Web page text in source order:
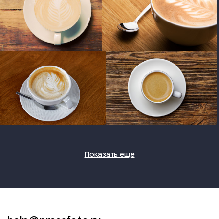
photo photo
photo photo
Показать еще